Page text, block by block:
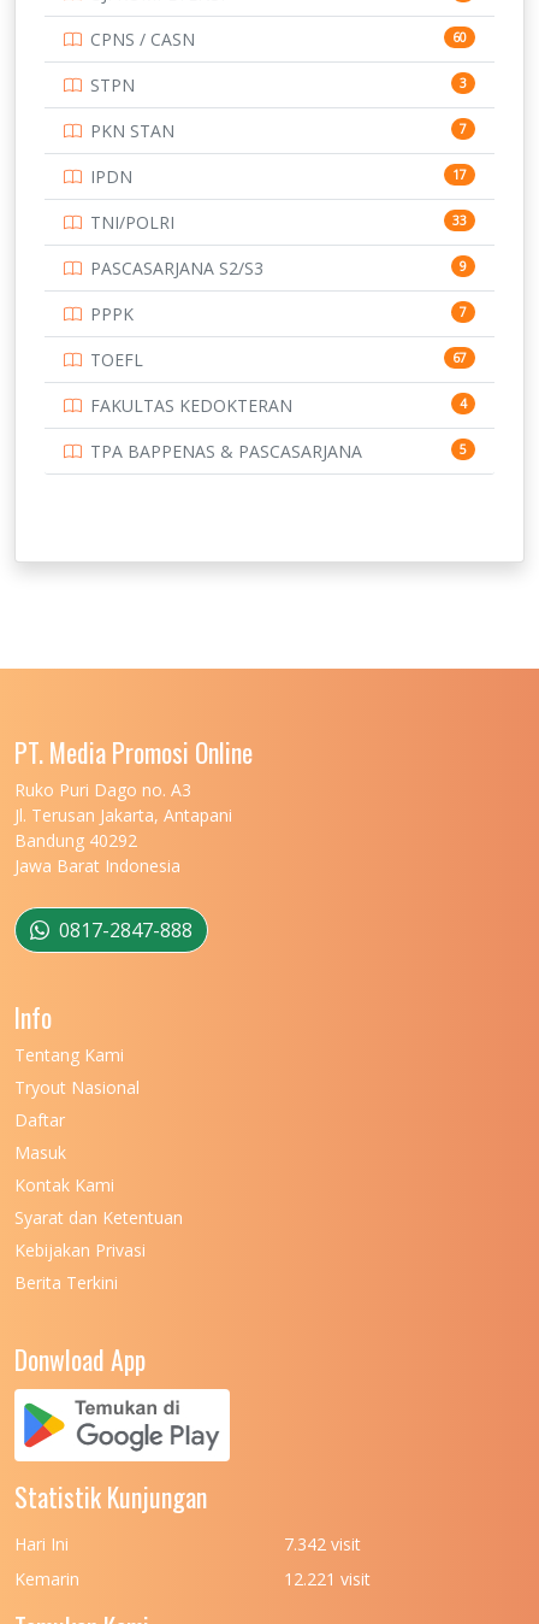
UNIVERSITAS AIRLANGGA 15
16
15
15
14
14
UNIVERSITAS CENDRAWASIH 14
15
219
11
134
UNIVERSITAS JEMBER
UNIVERSITAS MALIKUSSALEH
UNIVERSITAS MARITIM RAJA ALI HAJI
UNIVERSITAS MATARAM
UNIVERSITAS MULAWARMAN
UNIVERSITAS MUSAMUS
UNIVERSITAS NEGERI KHAIRUN
UNIVERSITAS NEGERI MEDAN
UNIVERSITAS NEGERI PADANG
UNIVERSITAS NUSA CENDANA
UNIVERSITAS PADJADJARAN
UNIVERSITAS PATTIMURA
(UPN) VETERAN JAKARTA
CPNS / CASN 60
STPN 3
PKN STAN 7
IPDN 17
TNI/POLRI 33
PASCASARJANA S2/S3 9
PPPK 7
TOEFL 67
FAKULTAS KEDOKTERAN 4
TPA BAPPENAS & PASCASARJANA 5
PT. Media Promosi Online
Ruko Puri Dago no. A3
Jl. Terusan Jakarta, Antapani
Bandung 40292
Jawa Barat Indonesia
0817-2847-888
Info
Tentang Kami
Tryout Nasional
Daftar
Masuk
Kontak Kami
Syarat dan Ketentuan
Kebijakan Privasi
Berita Terkini
Donwload App
Statistik Kunjungan
Hari Ini
7.342 visit
Kemarin
12.221 visit